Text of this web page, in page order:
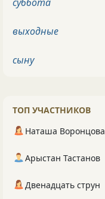
выходные
сыну
ТОП УЧАСТНИКОВ
Наташа Воронцова
Арыстан Тастанов
Двенадцать струн